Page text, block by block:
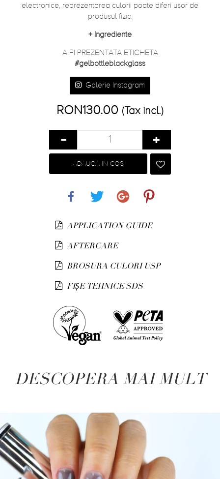
electronice, reprezentarea culorii poate diferi ușor de
produsul fizic.
+ Ingrediente
A FI PREZENTATA ETICHETA
#gelbottleblackglass
Galerie Instagram
RON130.00 (Tax incl.)
ADAUGA IN COS
APPLICATION GUIDE
AFTERCARE
BROSURA CULORI USP
FIȘE TEHNICE SDS
DESCOPERA MAI MULT